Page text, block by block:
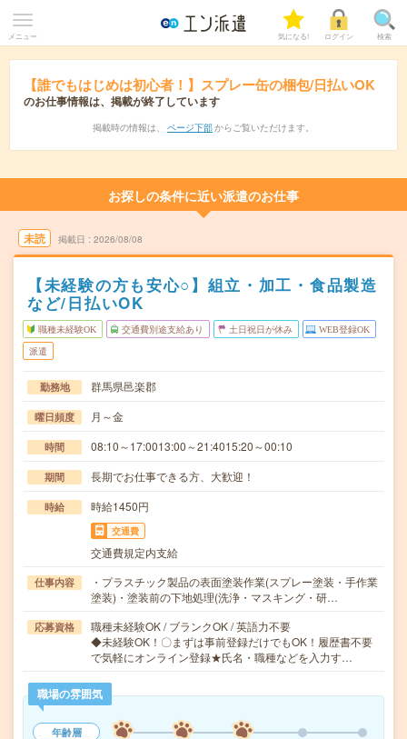
メニュー 気になる! ログイン 検索
【誰でもはじめは初心者！】スプレー缶の梱包/日払いOK
のお仕事情報は、掲載が終了しています
掲載時の情報は、 ページ下部 からご覧いただけます。
お探しの条件に近い派遣のお仕事
未読 掲載日 2026/08/08
【未経験の方も安心○】組立・加工・食品製造
など/日払いOK
職種未経験OK 交通費別途支給あり 土日祝日が休み WEB登録OK
派遣
勤務地 群馬県邑楽郡
曜日頻度 月～金
時間 08:10～17:0013:00～21:4015:20～00:10
期間 長期でお仕事できる方、大歓迎！
時給 時給1450円
交通費
交通費規定内支給
仕事内容
・プラスチック製品の表面塗装作業(スプレー塗装・手作業
塗装)・塗装前の下地処理(洗浄・マスキング・研…
応募資格
職種未経験OK / ブランクOK / 英語力不要
◆未経験OK！〇まずは事前登録だけでもOK！履歴書不要
で気軽にオンライン登録★氏名・職種などを入力す…
職場の雰囲気
年齢層